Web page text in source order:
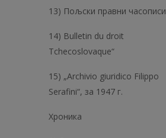
13) Пољски правни часописи
14) Bulletin du droit
Tchecoslovaque“
15) „Archivio giuridico Filippo
Serafini“, за 1947 г.
Хроника